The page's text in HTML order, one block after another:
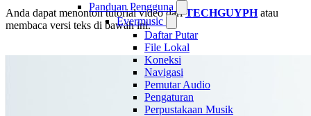
Panduan Pengguna
Evermusic
Daftar Putar
File Lokal
Koneksi
Navigasi
Pemutar Audio
Pengaturan
Perpustakaan Musik
Anda dapat menonton tutorial video dariTECHGUYPHatau
membaca versi teks di bawah ini.